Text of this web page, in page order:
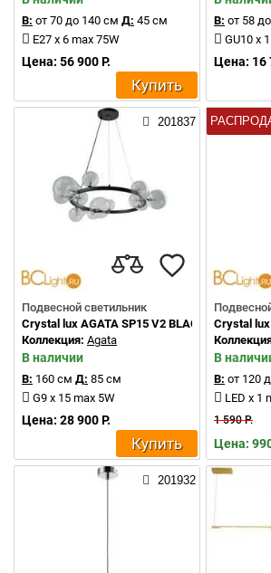
В: от 70 до 140 см Д: 45 см
E27 x 6 max 75W
Цена: 56 900 Р.
Купить
В: от 58
GU10 x
Цена: 16
201837
Подвесной светильник
Crystal lux AGATA SP15 V2 BLACK/
Коллекция: Agata
В наличии
В: 160 см Д: 85 см
G9 x 15 max 5W
Цена: 28 900 Р.
Купить
Crystal lux
В
В: от 120
LED x 1
1 590 Р.
Цена:
201932